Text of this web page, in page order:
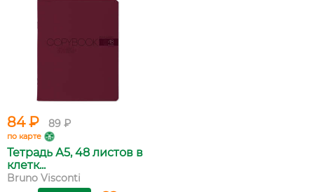
84 ₽ 89 ₽
по карте
Тетрадь А5, 48 листов в
клетк...
Bruno Visconti